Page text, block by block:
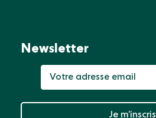
Newsletter
Je m’inscris